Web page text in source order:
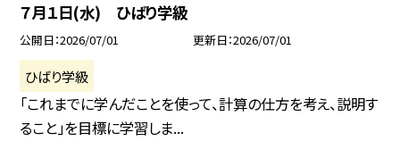
７月１日(水) ひばり学級
公開日 2026/07/01 更新日 2026/07/01
ひばり学級
「これまでに学んだことを使って、計算の仕方を考え、説明す
ること」を目標に学習しま...